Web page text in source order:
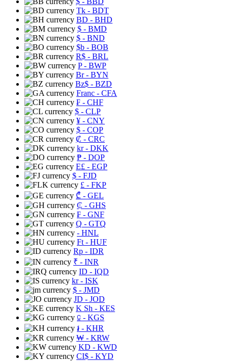
Tk - BDT
BD - BHD
$ - BMD
$ - BND
$b - BOB
R$ - BRL
P- BWP
Br- BYN
Bz$ - BZD
Franc - CFA
₣ - CHF
$ - CLP
¥ - CNY
$ - COP
₡ - CRC
kr- DKK
₱ - DOP
E£ - EGP
$ - FJD
£ - FKP
₾ - GEL
₵ - GHS
₣ - GNF
Q - GTQ
- HNL
Ft - HUF
Rp - IDR
₹ - INR
ID - IQD
kr- ISK
$ - JMD
JD - JOD
K Sh - KES
⃀ - KGS
៛ - KHR
₩ - KRW
KD - KWD
CI$ - KYD